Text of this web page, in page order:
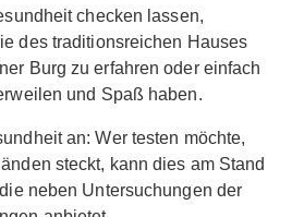
checken lassen,
des traditionsreichen Hauses
Burg zu erfahren oder einfach
und Spaß haben.
an: Wer testen möchte,
steckt, kann dies am Stand
neben Untersuchungen der